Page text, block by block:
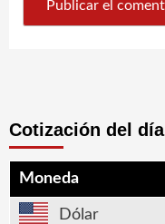
Cotización del día
Moneda
Dólar